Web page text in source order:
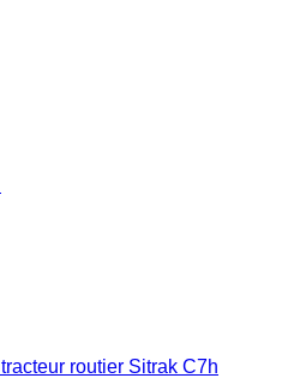
tracteur routier Sitrak C7h